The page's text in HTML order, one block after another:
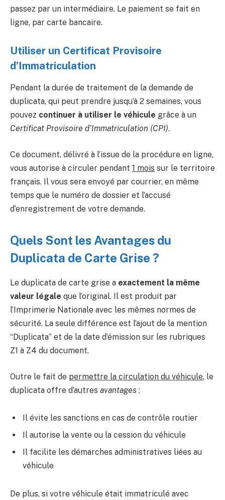
passez par un intermédiaire. Le paiement se fait en
ligne, par carte bancaire.
Utiliser un Certificat Provisoire
d’Immatriculation
Pendant la durée de traitement de la demande de
duplicata, qui peut prendre jusqu’à 2 semaines, vous
pouvez continuer à utiliser le véhicule grâce à un
Certificat Provisoire d’Immatriculation (CPI).
Ce document, délivré à l’issue de la procédure en ligne,
vous autorise à circuler pendant 1 mois sur le territoire
français. Il vous sera envoyé par courrier, en même
temps que le numéro de dossier et l’accusé
d’enregistrement de votre demande.
Quels Sont les Avantages du
Duplicata de Carte Grise ?
Le duplicata de carte grise a exactement la même
valeur légale que l’original. Il est produit par
l’Imprimerie Nationale avec les mêmes normes de
sécurité. La seule différence est l’ajout de la mention
“Duplicata” et de la date d’émission sur les rubriques
Z1 à Z4 du document.
Outre le fait de permettre la circulation du véhicule, le
duplicata offre d’autres avantages :
Il évite les sanctions en cas de contrôle routier
Il autorise la vente ou la cession du véhicule
Il facilite les démarches administratives liées au
véhicule
De plus, si votre véhicule était immatriculé avec